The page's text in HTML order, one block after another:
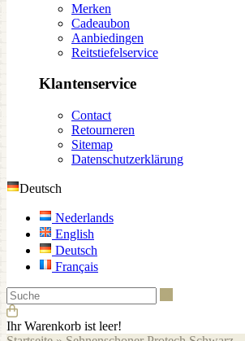
Merken
Cadeaubon
Aanbiedingen
Reitstiefelservice
Klantenservice
Contact
Retourneren
Sitemap
Datenschutzerklärung
Deutsch
Nederlands
English
Deutsch
Français
Ihr Warenkorb ist leer!